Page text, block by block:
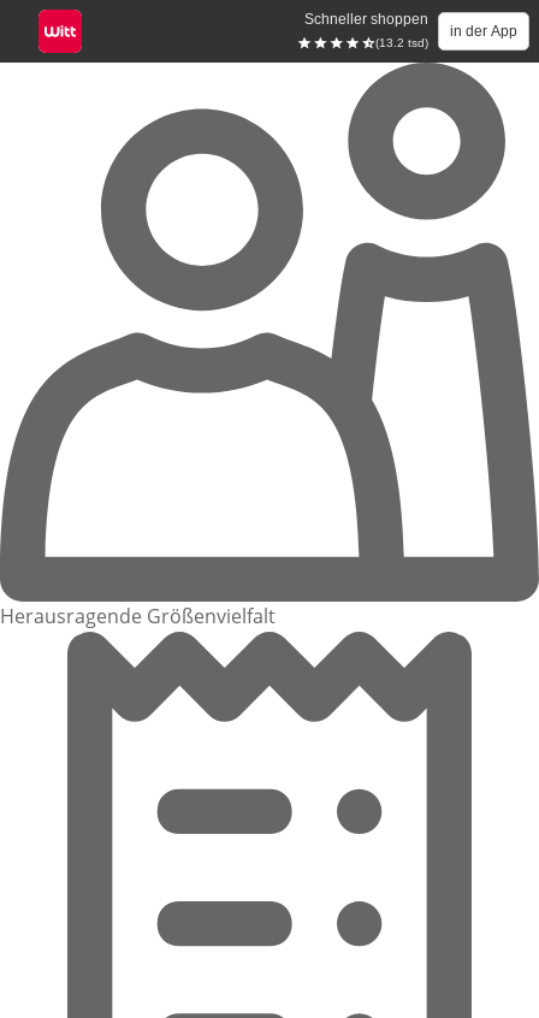
Schneller shoppen
(13.2 tsd)
in der App
Herausragende Größenvielfalt